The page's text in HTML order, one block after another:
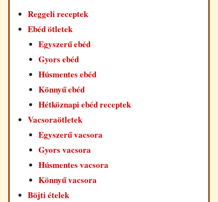
Reggeli receptek
Ebéd ötletek
Egyszerű ebéd
Gyors ebéd
Húsmentes ebéd
Könnyű ebéd
Hétköznapi ebéd receptek
Vacsoraötletek
Egyszerű vacsora
Gyors vacsora
Húsmentes vacsora
Könnyű vacsora
Böjti ételek